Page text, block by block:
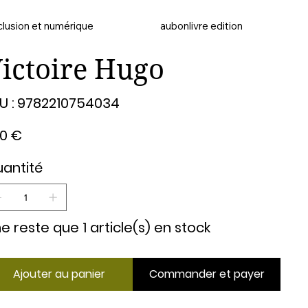
et numérique aubonlivre edition
Hugo
: 9782210754034
9782210754034
€
reste que 1 article(s) en stock
Ajouter au panier Commander et payer